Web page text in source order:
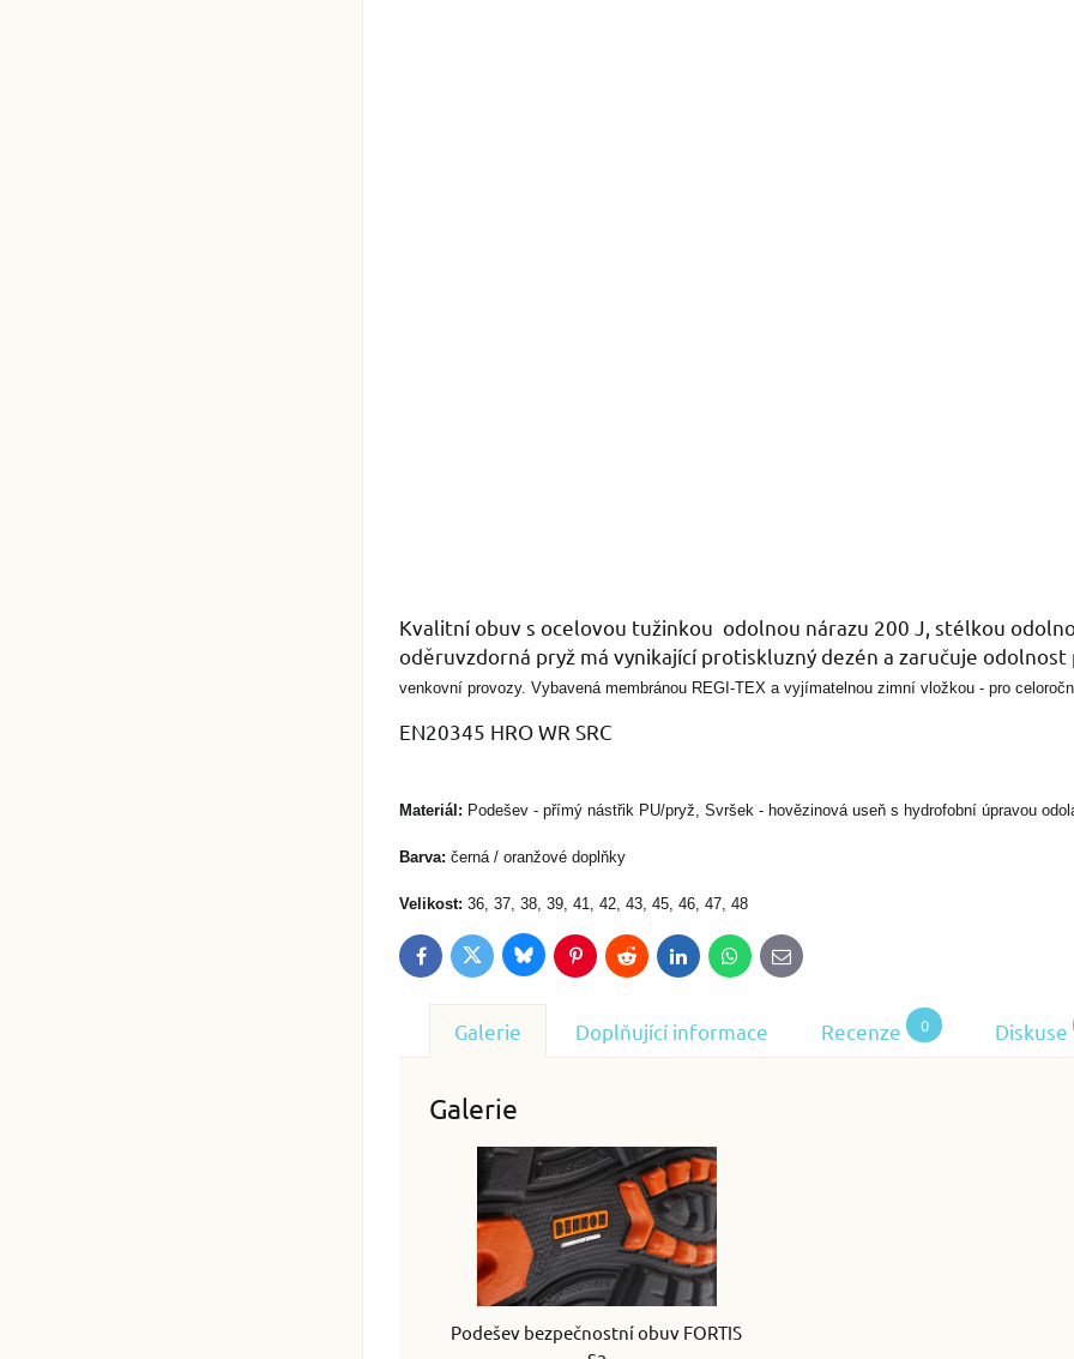
Kvalitní obuv s ocelovou tužinkou odolnou nárazu 200 J, stélkou
oděruvzdorná pryž má vynikající protiskluzný dezén a zaručuje
venkovní provozy. Vybavená membránou REGI-TEX a vyjímatelnou zimní vložkou - pro
EN20345 HRO WR SRC
Materiál: Podešev - přímý nástřik PU/pryž, Svršek - hovězinová useň s hydrofobní úpravou
Barva: černá / oranžové doplňky
Velikost: 36, 37, 38, 39, 41, 42, 43, 45, 46, 47, 48
FacebookTwitterBlueskyPinterestReddit LinkedInWhatsApp
E-
mail
Galerie Doplňující informace Recenze 0 Diskuse
Galerie
Podešev bezpečnostní obuv FORTIS